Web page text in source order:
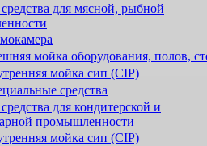
для мясной, рыбной
мойка оборудования, полов,
мойка сип (CIP)
средства
для кондитерской и
промышленности
мойка сип (CIP)